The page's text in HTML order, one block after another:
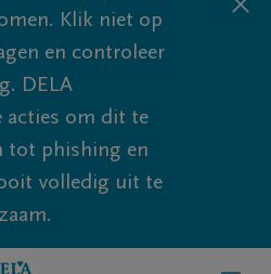
Klik niet op
en controleer
DELA
acties om dit te
tot phishing en
volledig uit te